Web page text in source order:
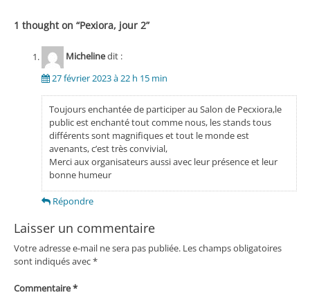
1 thought on “Pexiora, jour 2”
Michelinedit :
27 février 2023 à 22 h 15 min
Toujours enchantée de participer au Salon de Pecxiora,le
public est enchanté tout comme nous, les stands tous
différents sont magnifiques et tout le monde est
avenants, c’est très convivial,
Merci aux organisateurs aussi avec leur présence et leur
bonne humeur
Répondre
Laisser un commentaire
Votre adresse e-mail ne sera pas publiée. Les champs obligatoires
sont indiqués avec*
Commentaire*